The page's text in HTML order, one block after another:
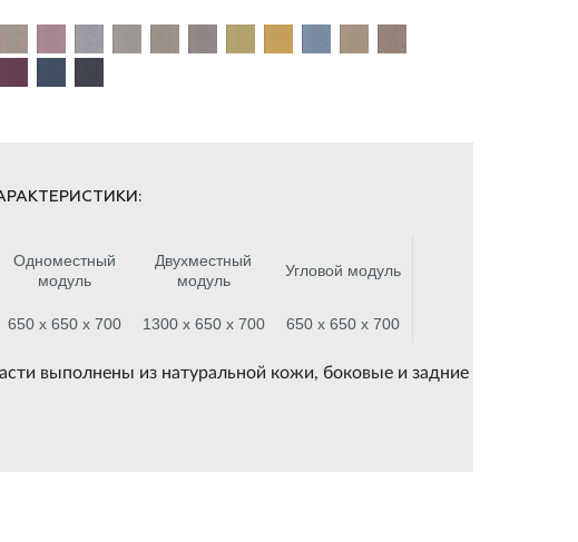
Одноместный
модуль
Двухместный
модуль
Угловой модуль
650 х 650 х 700 1300 х 650 х 700 650 х 650 х 700
выполнены из натуральной кожи, боковые и задние